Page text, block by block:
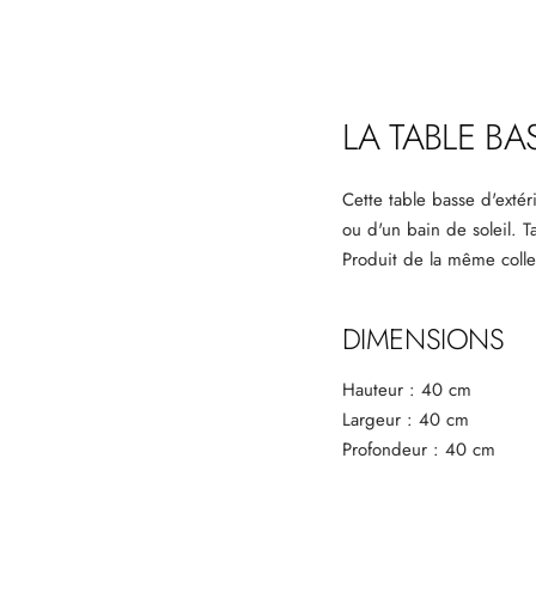
LA TABLE
Cette table basse
ou d'un bain de soleil.
Produit de la même
DIMENSIONS
Hauteur : 40 cm
Largeur : 40 cm
Profondeur : 40 cm